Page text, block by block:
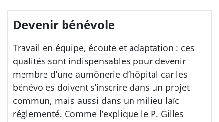
Devenir bénévole
Travail en équipe, écoute et adaptation : ces
qualités sont indispensables pour devenir
membre d’une aumônerie d’hôpital car les
bénévoles doivent s’inscrire dans un projet
commun, mais aussi dans un milieu laïc
réglementé. Comme l’explique le P. Gilles